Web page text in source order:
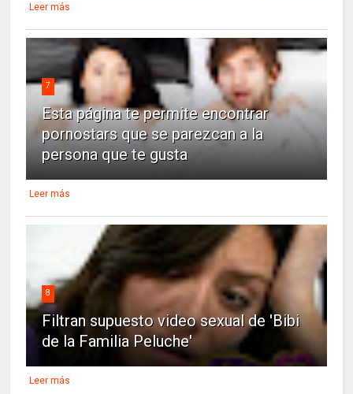
Leer más
7
Esta página te permite encontrar
pornostars que se parezcan a la
persona que te gusta
Leer más
8
Filtran supuesto video sexual de 'Bibi
de la Familia Peluche'
Leer más